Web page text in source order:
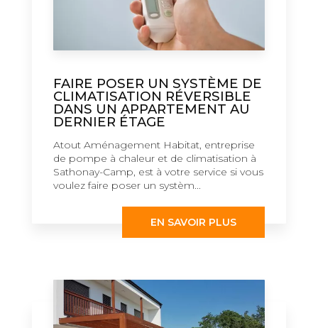
FAIRE POSER UN SYSTÈME DE
CLIMATISATION RÉVERSIBLE
DANS UN APPARTEMENT AU
DERNIER ÉTAGE
Atout Aménagement Habitat, entreprise
de pompe à chaleur et de climatisation à
Sathonay-Camp, est à votre service si vous
voulez faire poser un systèm...
EN SAVOIR PLUS